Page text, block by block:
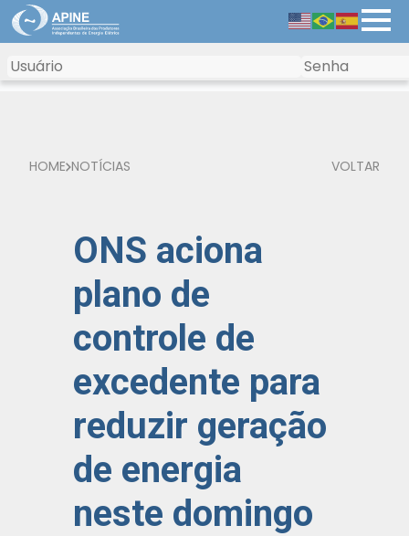
HOME NOTÍCIAS VOLTAR
ONS aciona
plano de
controle de
excedente para
reduzir geração
de energia
neste domingo